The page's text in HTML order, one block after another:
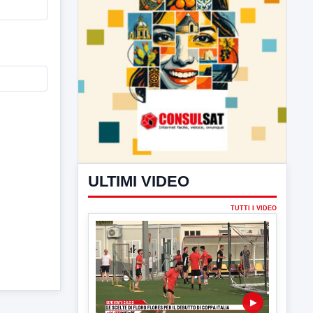
ULTIMI VIDEO
▶
7 AGOSTO 2026 SPORT BENEVENTO
Benevento Calcio: Le scelte di
Floro Flores per il debutto di Coppa
Italia
Il Benevento è pronto al debutto di Coppa
Italia. Scelte...